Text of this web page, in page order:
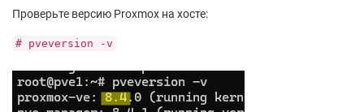
Проверьте версию Proxmox на хосте:
# pveversion -v